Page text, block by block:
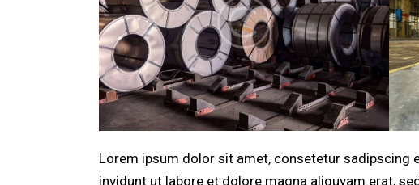
Lorem ipsum dolor sit amet, consetetur sadipscing
invidunt ut labore et dolore magna aliquyam erat,